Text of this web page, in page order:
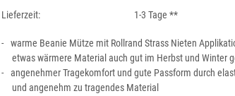
Lieferzeit:
1-3 Tage **
warme Beanie Mütze mit Rollrand Strass Nieten
etwas wärmere Material auch gut im Herbst und Winter
angenehmer Tragekomfort und gute Passform durch
und angenehm zu tragendes Material